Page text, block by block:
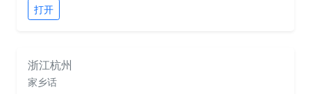
打开
浙江杭州
家乡话